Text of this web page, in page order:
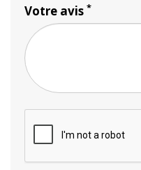
Votre avis *